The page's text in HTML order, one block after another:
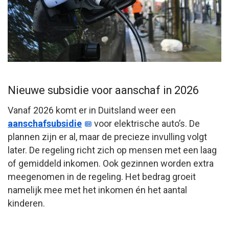
Nieuwe subsidie voor aanschaf in 2026
Vanaf 2026 komt er in Duitsland weer een
aanschafsubsidie
voor elektrische auto’s. De
plannen zijn er al, maar de precieze invulling volgt
later. De regeling richt zich op mensen met een laag
of gemiddeld inkomen. Ook gezinnen worden extra
meegenomen in de regeling. Het bedrag groeit
namelijk mee met het inkomen én het aantal
kinderen.